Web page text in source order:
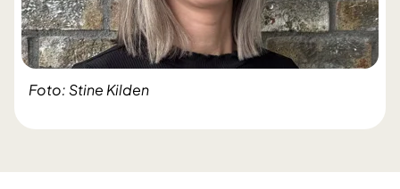
Foto: Stine Kilden